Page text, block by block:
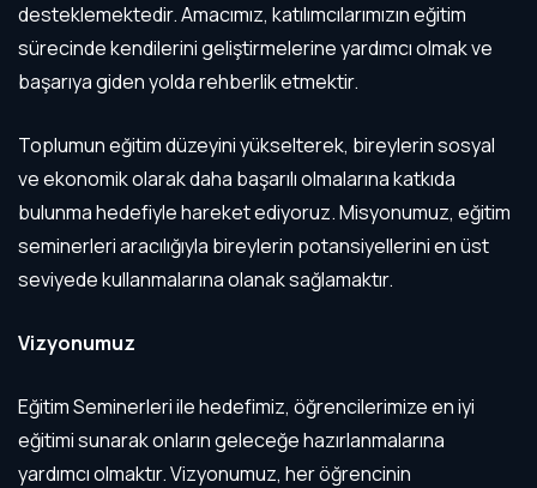
desteklemektedir. Amacımız, katılımcılarımızın eğitim
sürecinde kendilerini geliştirmelerine yardımcı olmak ve
başarıya giden yolda rehberlik etmektir.
Toplumun eğitim düzeyini yükselterek, bireylerin sosyal
ve ekonomik olarak daha başarılı olmalarına katkıda
bulunma hedefiyle hareket ediyoruz. Misyonumuz, eğitim
seminerleri aracılığıyla bireylerin potansiyellerini en üst
seviyede kullanmalarına olanak sağlamaktır.
Vizyonumuz
Eğitim Seminerleri ile hedefimiz, öğrencilerimize en iyi
eğitimi sunarak onların geleceğe hazırlanmalarına
yardımcı olmaktır. Vizyonumuz, her öğrencinin